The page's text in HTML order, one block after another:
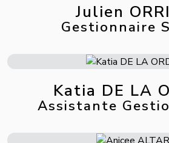
Julien
Gestionnaire
Katia DE LA
Assistante